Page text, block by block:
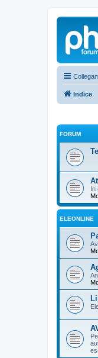
Indice
FORUM
In
ELEONLINE